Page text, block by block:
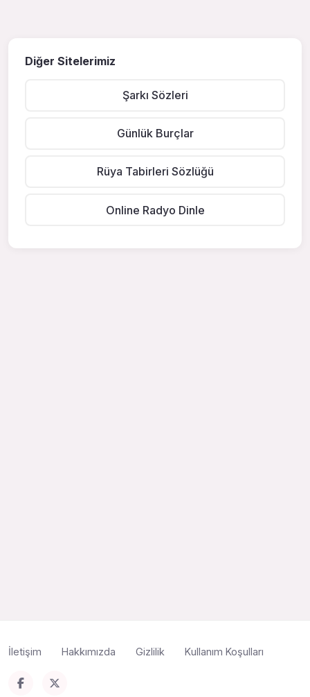
Diğer Sitelerimiz
Şarkı Sözleri
Günlük Burçlar
Rüya Tabirleri Sözlüğü
Online Radyo Dinle
İletişim Hakkımızda Gizlilik Kullanım Koşulları